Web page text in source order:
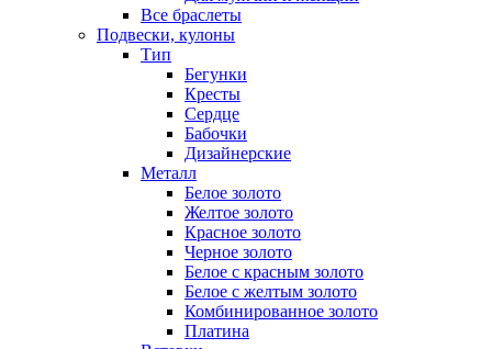
Все браслеты
Подвески, кулоны
Тип
Бегунки
Кресты
Сердце
Бабочки
Дизайнерские
Металл
Белое золото
Желтое золото
Красное золото
Черное золото
Белое с красным золото
Белое с желтым золото
Комбинированное золото
Платина